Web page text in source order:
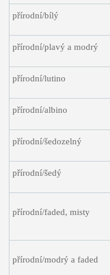
přírodní/bílý
přírodní/plavý a modrý
přírodní/lutino
přírodní/albino
přírodní/šedozelný
přírodní/šedý
přírodní/faded, misty
přírodní/modrý a faded